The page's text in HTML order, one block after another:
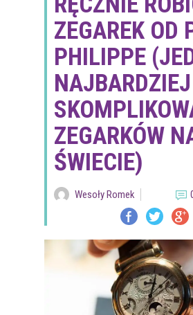
ZEGAREK OD
PHILIPPE
NAJBARDZIEJ
ZEGARKÓW
ŚWIECIE)
Wesoły Romek